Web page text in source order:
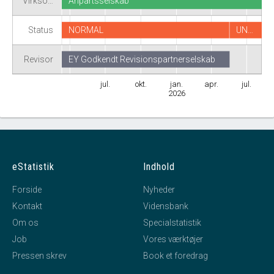
Status
Revisor
jul. okt.
jan.
2026
apr. jul.
NORMAL UN…
EY Godkendt Revisionspartnerselskab
eStatistik
Forside
Kontakt
Om os
Job
Pressen skrev
Indhold
Nyheder
Vidensbank
Specialstatistik
Vores værktøjer
Book et foredrag